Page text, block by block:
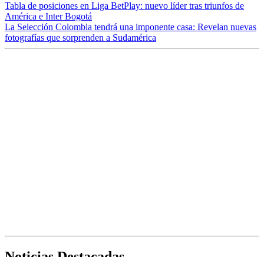
Tabla de posiciones en Liga BetPlay: nuevo líder tras triunfos de
América e Inter Bogotá
La Selección Colombia tendrá una imponente casa: Revelan nuevas
fotografías que sorprenden a Sudamérica